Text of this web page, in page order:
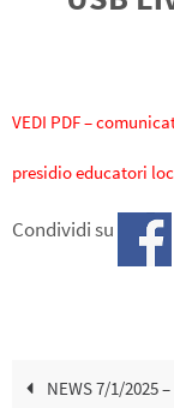
VEDI PDF –
presidio educatori
Condividi su
NEWS 7/1/2025 –